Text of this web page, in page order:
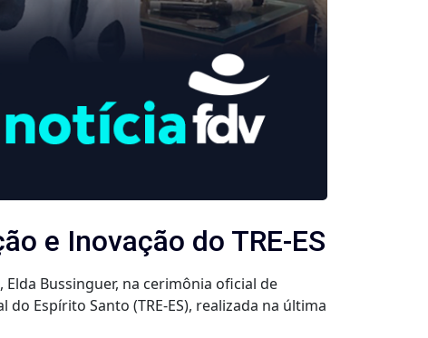
e Inovação do TRE-ES
Bussinguer, na cerimônia oficial de
Espírito Santo (TRE-ES), realizada na última